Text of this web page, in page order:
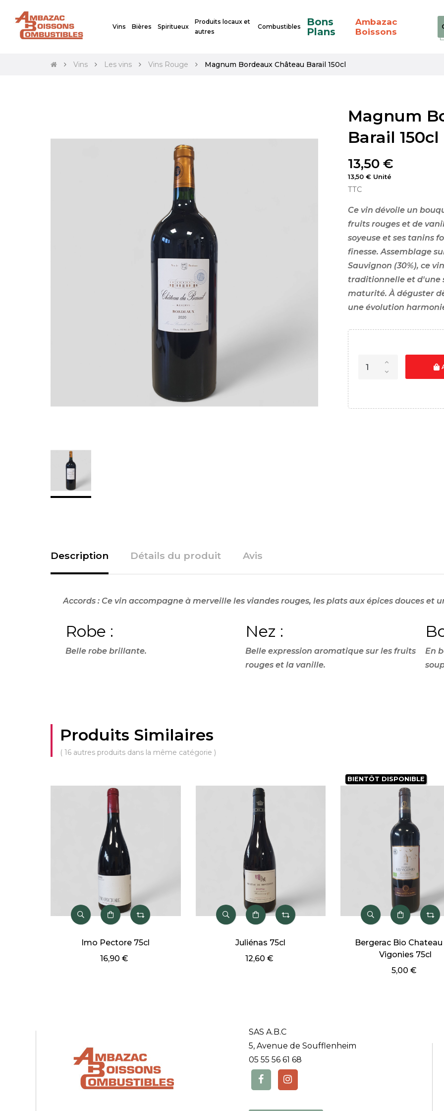
Vins Bières Spiritueux
Produits locaux et
autres
Combustibles
Bons
Plans
Ambazac
Boissons
Vins Les vins Vins Rouge Magnum Bordeaux Château Barail 150cl
Magnum
Barail 150cl
13,50 €
13,50 € Unité
TTC
Ce vin dévoile un
fruits rouges et de
soyeuse et ses tanins
finesse. Assemblage
Sauvignon (30%), ce
traditionnelle et d'une
maturité. À déguster
une évolution
Description Détails du produit Avis
Accords : Ce vin accompagne à merveille les viandes rouges, les plats aux épices douces et
Robe :
Belle robe brillante.
Nez :
Belle expression aromatique sur les fruits
rouges et la vanille.
En
Produits Similaires
( 16 autres produits dans la même catégorie )
Imo Pectore 75cl
16,90 €
Juliénas 75cl
12,60 €
BIENTÔT DISPONIBLE
Bergerac Bio
Vigonies 75cl
5,00 €
SAS A.B.C
5, Avenue de Soufflenheim
05 55 56 61 68